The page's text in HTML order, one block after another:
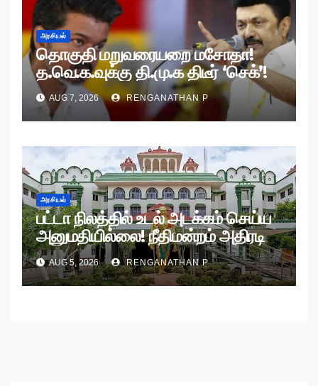
அரசியல்
தொகுதி மறுவரையறை மசோதா!
த.வெ.க.வுக்கு தி.மு.க திடீர் ‘செக்’!
AUG 7, 2026 RENGANATHAN P
அரசியல்
பட்டா நிலத்தில் உடல் அடக்கம் செய்ய
அனுமதியில்லை! நீதிமன்றம் அதிரடி
உத்தரவு!
AUG 5, 2026 RENGANATHAN P